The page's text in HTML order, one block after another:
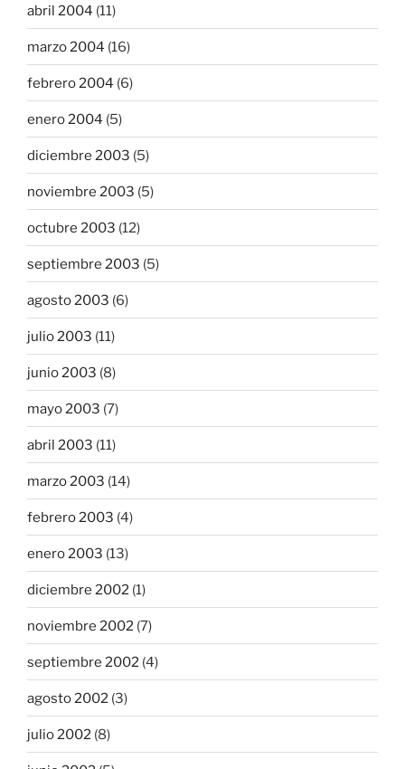
abril 2004 (11)
marzo 2004 (16)
febrero 2004 (6)
enero 2004 (5)
diciembre 2003 (5)
noviembre 2003 (5)
octubre 2003 (12)
septiembre 2003 (5)
agosto 2003 (6)
julio 2003 (11)
junio 2003 (8)
mayo 2003 (7)
abril 2003 (11)
marzo 2003 (14)
febrero 2003 (4)
enero 2003 (13)
diciembre 2002 (1)
noviembre 2002 (7)
septiembre 2002 (4)
agosto 2002 (3)
julio 2002 (8)